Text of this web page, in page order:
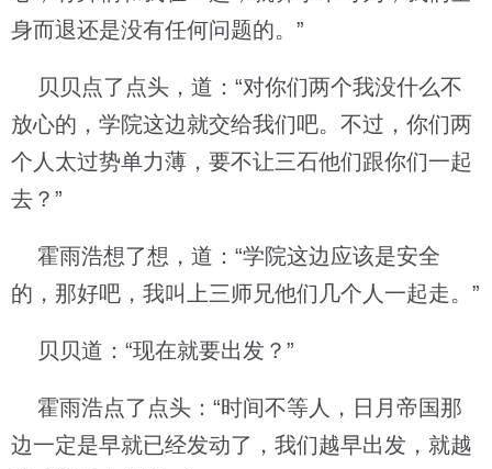
身而退还是没有任何问题的。”
贝贝点了点头，道：“对你们两个我没什么不
放心的，学院这边就交给我们吧。不过，你们两
个人太过势单力薄，要不让三石他们跟你们一起
去？”
霍雨浩想了想，道：“学院这边应该是安全
的，那好吧，我叫上三师兄他们几个人一起走。”
贝贝道：“现在就要出发？”
霍雨浩点了点头：“时间不等人，日月帝国那
边一定是早就已经发动了，我们越早出发，就越